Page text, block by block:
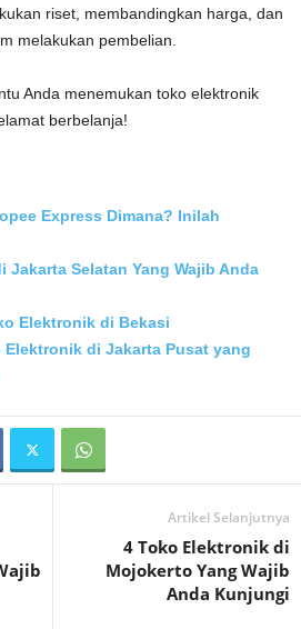
riset, membandingkan harga, dan
melakukan pembelian.
Anda menemukan toko elektronik
berbelanja!
Express Dimana? Inilah
Jakarta Selatan Yang Wajib Anda
Elektronik di Bekasi
Elektronik di Jakarta Pusat yang
Artikel Selanjutnya
4 Toko Elektronik di
Mojokerto Yang Wajib
Anda Kunjungi